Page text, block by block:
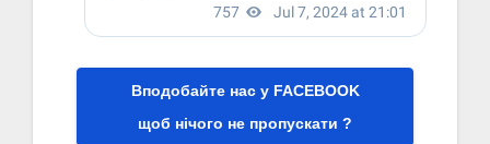
Вподобайте нас у FACEBOOK
щоб нічого не пропускати ?